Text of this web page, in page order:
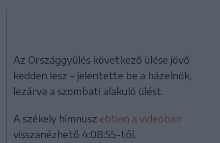
Az Országgyűlés következő ülése jövő
kedden lesz – jelentette be a házelnök,
lezárva a szombati alakuló ülést.
A székely himnusz ebben a videóban
visszanézhető 4:08:55-től.